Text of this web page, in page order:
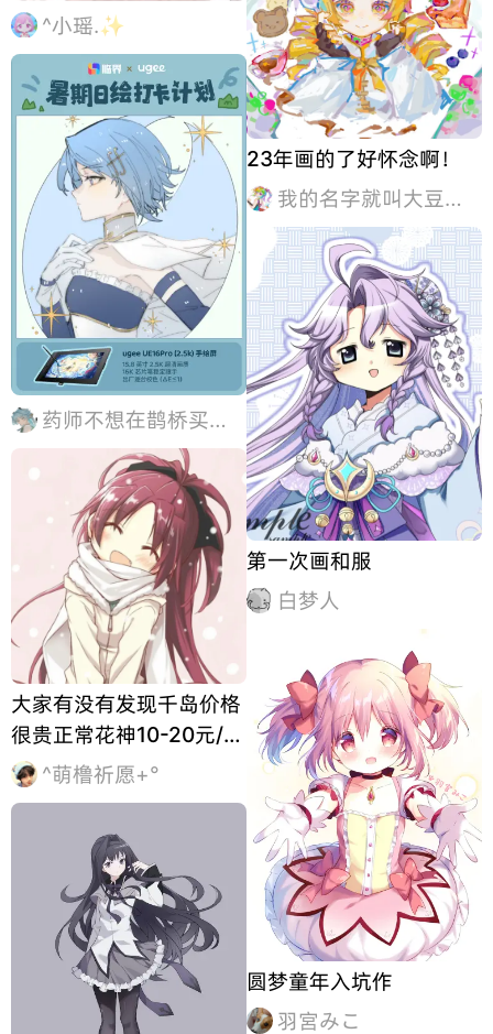
^小瑶.✨
药师不想在鹊桥买橘子
大家有没有发现千岛价格
很贵正常花神10-20元/个
千岛上个个圈钱王卖88/
个比正常价格高了8倍多
^萌橹祈愿+°
23年画的了好怀念啊！
我的名字就叫大豆乌龟
第一次画和服
白梦人
圆梦童年入坑作
羽宮みこ